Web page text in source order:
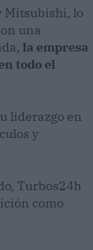
Mitsubishi, lo
una
la empresa
todo el
liderazgo en
y
Turbos24h
como